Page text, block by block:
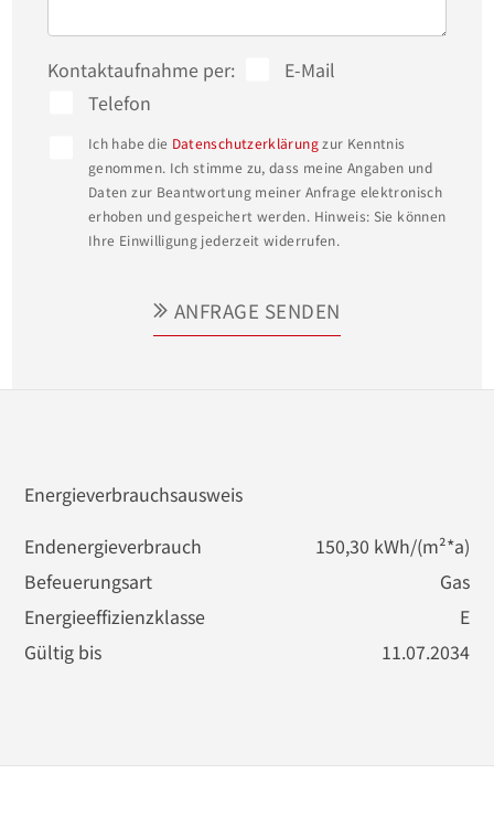
Kontaktaufnahme per:
E-Mail
Telefon
Ich habe die Datenschutzerklärungzur Kenntnis
genommen. Ich stimme zu, dass meine Angaben und
Daten zur Beantwortung meiner Anfrage elektronisch
erhoben und gespeichert werden. Hinweis: Sie können
Ihre Einwilligung jederzeit widerrufen.
ANFRAGE SENDEN
Energieverbrauchsausweis
Endenergieverbrauch
150,30 kWh/(m²*a)
Befeuerungsart
Gas
Energieeffizienzklasse
E
Gültig bis
11.07.2034